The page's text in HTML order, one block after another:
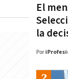
El
la
Por